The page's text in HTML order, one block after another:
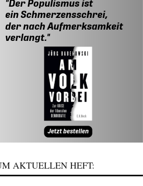
AKTUELLEN HEFT: